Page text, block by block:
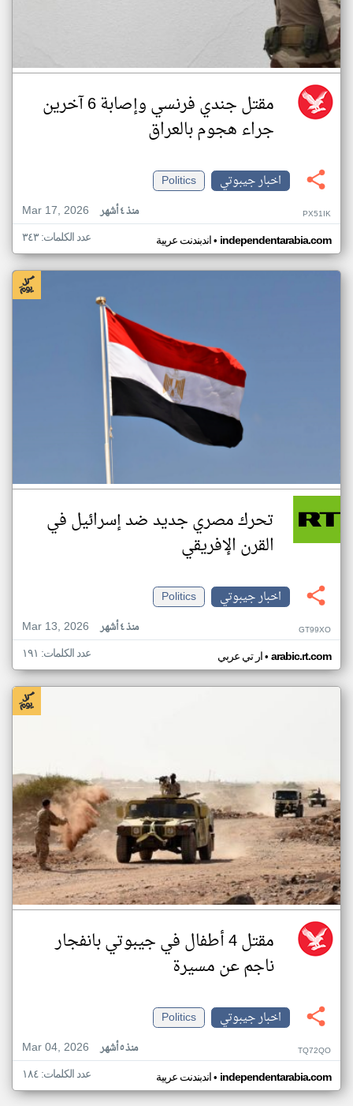
مقتل جندي فرنسي وإصابة 6 آخرين
جراء هجوم بالعراق
اخبار جيبوتي
Politics
Mar 17, 2026
منذ ٤ أشهر PX51IK
اندبندنت عربية• independentarabia.com عدد الكلمات: ٣٤٣
تحرك مصري جديد ضد إسرائيل في
القرن الإفريقي
اخبار جيبوتي
Politics
Mar 13, 2026
منذ ٤ أشهر GT99XO
ار تي عربي• arabic.rt.com عدد الكلمات: ١٩١
مقتل 4 أطفال في جيبوتي بانفجار
ناجم عن مسيرة
اخبار جيبوتي
Politics
Mar 04, 2026
منذ ٥ أشهر TQ72QO
اندبندنت عربية• independentarabia.com عدد الكلمات: ١٨٤